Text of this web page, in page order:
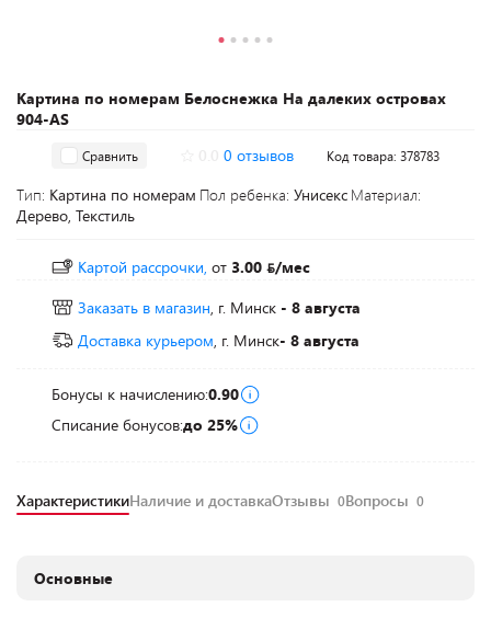
Картина по номерам Белоснежка На далеких островах
904-AS
Сравнить 0 отзывов Код товара: 378783
Тип: Картина по номерам Пол ребенка: Унисекс Материал:
Дерево, Текстиль
Картой рассрочки, от 3.00
/мес
Заказать в магазин, г. Минск - 8 августа
Доставка курьером, г. Минск- 8 августа
Бонусы к начислению:0.90
Списание бонусов:до 25%
ХарактеристикиНаличие и доставкаОтзывы 0Вопросы 0
Основные